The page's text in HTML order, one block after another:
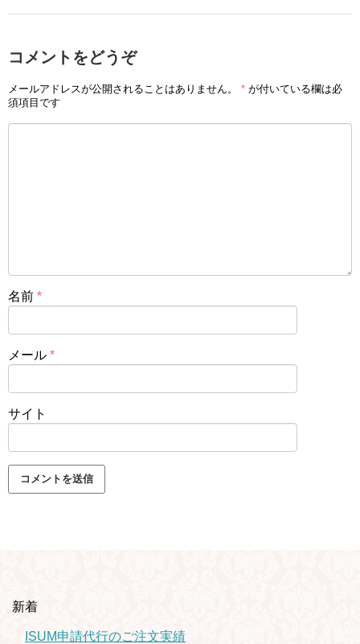
コメントをどうぞ
メールアドレスが公開されることはありません。 * が付いている欄は必
須項目です
名前 *
メール *
サイト
新着
ISUM申請代行のご注文実績